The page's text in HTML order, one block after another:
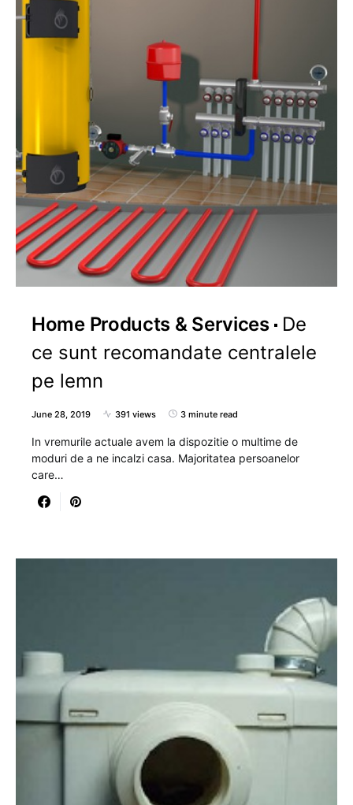
Home Products & Services
De
ce sunt recomandate centralele
pe lemn
June 28, 2019 391 views 3 minute read
In vremurile actuale avem la dispozitie o multime de
moduri de a ne incalzi casa. Majoritatea persoanelor
care…